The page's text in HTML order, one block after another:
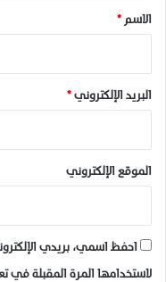
*الاسم *
البريد الإلكتروني *
الموقع الإلكتروني
احفظ اسمي، بريدي
لاستخدامها المرة المقبلة في